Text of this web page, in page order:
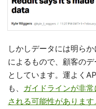
しかしデータには明ら
によるもので、顧客の
としています。運よく
も、 ガイドラインが非
される可能性があります